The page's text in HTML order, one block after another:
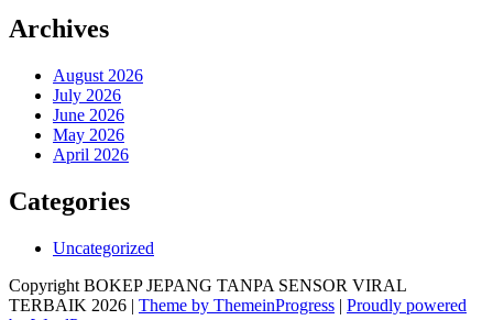
Archives
August 2026
July 2026
June 2026
May 2026
April 2026
Categories
Uncategorized
Copyright BOKEP JEPANG TANPA SENSOR VIRAL
TERBAIK 2026 | Theme by ThemeinProgress | Proudly powered